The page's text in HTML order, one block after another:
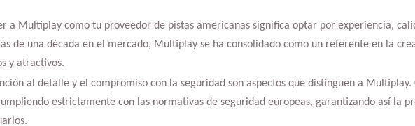
a Multiplay como tu proveedor de pistas americanas significa optar por experiencia,
de una década en el mercado, Multiplay se ha consolidado como un referente en la
y atractivos.
al detalle y el compromiso con la seguridad son aspectos que distinguen a Multiplay.
estrictamente con las normativas de seguridad europeas, garantizando así la